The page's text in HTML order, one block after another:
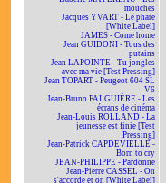
mouches
Jacques YVART - Le phare
[White Label]
JAMES - Come home
Jean GUIDONI - Tous des
putains
Jean LAPOINTE - Tu jongles
avec ma vie [Test Pressing]
Jean TOPART - Peugeot 604 SL
V6
Jean-Bruno FALGUIÈRE - Les
écrans de cinéma
Jean-Louis ROLLAND - La
jeunesse est finie [Test
Pressing]
Jean-Patrick CAPDEVIELLE -
Born to cry
JEAN-PHILIPPE - Pardonne
Jean-Pierre CASSEL - On
s'accorde et on [White Label]